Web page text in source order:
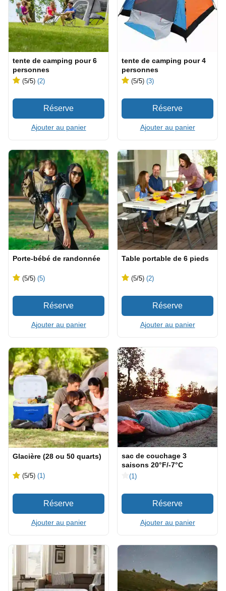
tente de camping pour 6
personnes
(5/5) (2)
Ajouter au panier
tente de camping pour 4
personnes
(5/5) (3)
Ajouter au panier
Porte-bébé de randonnée
(5/5) (5)
Ajouter au panier
Table portable de 6 pieds
(5/5) (2)
Ajouter au panier
Glacière (28 ou 50 quarts)
(5/5) (1)
Ajouter au panier
sac de couchage 3
saisons 20°F/-7°C
(1)
Ajouter au panier